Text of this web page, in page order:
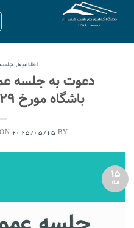
اطلاعیه,
دعوت به جلسه
باشگاه مورخ ۲۹ اردیبهشت ۱۴۰۴
2025/05/15 BY
15
مه